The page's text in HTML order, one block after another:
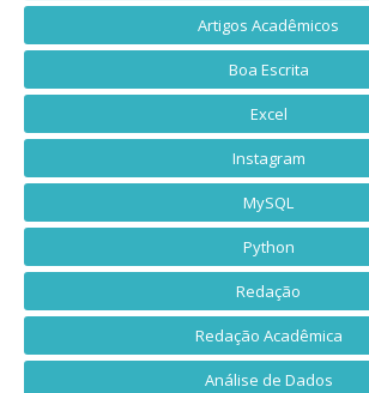
Artigos Acadêmicos
Boa Escrita
Excel
Instagram
MySQL
Python
Redação
Redação Acadêmica
Análise de Dados